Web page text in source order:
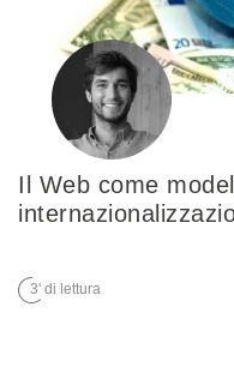
Il Web come
3' di lettura